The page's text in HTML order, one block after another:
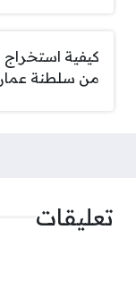
كيفية
من سلطنة عمان
تعليقات